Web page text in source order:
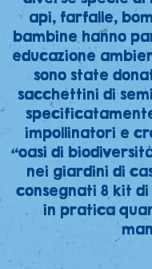
api, farfalle,
bambine hanno
educazione
sono state
sacchettini di
impollinatori e
“oasi di
nei giardini di
consegnati 8 kit
in pratica